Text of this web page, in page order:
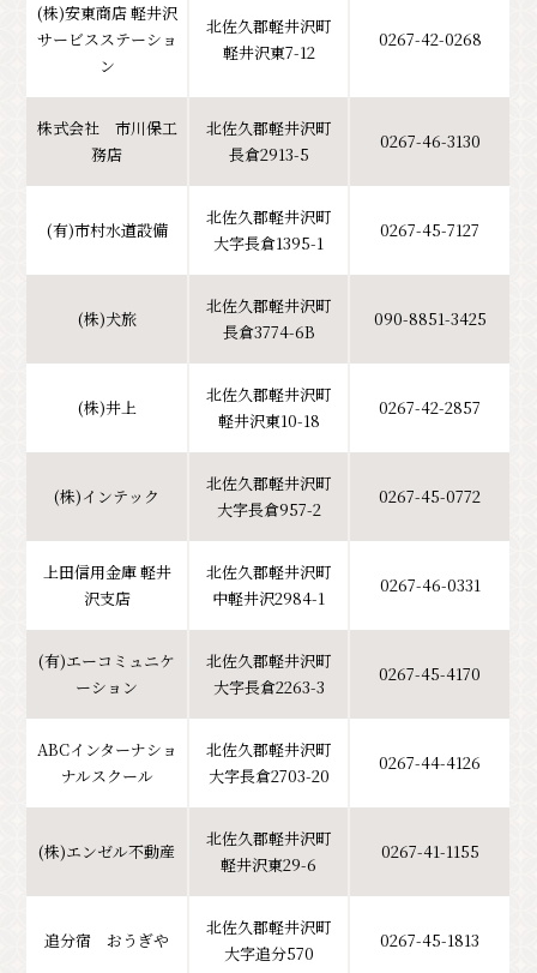
(株)安東商店 軽井沢
サービスステーショ
ン
北佐久郡軽井沢町
軽井沢東7-12
0267-42-0268
株式会社 市川保工
務店
北佐久郡軽井沢町
長倉2913-5
0267-46-3130
(有)市村水道設備
北佐久郡軽井沢町
大字長倉1395-1
0267-45-7127
(株)犬旅
北佐久郡軽井沢町
長倉3774-6B
090-8851-3425
(株)井上
北佐久郡軽井沢町
軽井沢東10-18
0267-42-2857
(株)インテック
北佐久郡軽井沢町
大字長倉957-2
0267-45-0772
上田信用金庫 軽井
沢支店
北佐久郡軽井沢町
中軽井沢2984-1
0267-46-0331
(有)エーコミュニケ
ーション
北佐久郡軽井沢町
大字長倉2263-3
0267-45-4170
ABCインターナショ
ナルスクール
北佐久郡軽井沢町
大字長倉2703-20
0267-44-4126
(株)エンゼル不動産
北佐久郡軽井沢町
軽井沢東29-6
0267-41-1155
追分宿 おうぎや
北佐久郡軽井沢町
大字追分570
0267-45-1813